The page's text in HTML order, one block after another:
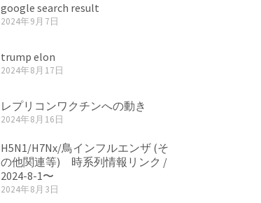
google search result
2024年9月7日
trump elon
2024年8月17日
レプリコンワクチンへの動き
2024年8月16日
H5N1/H7Nx/鳥インフルエンザ (そ
の他関連等) 時系列情報リンク /
2024-8-1〜
2024年8月3日